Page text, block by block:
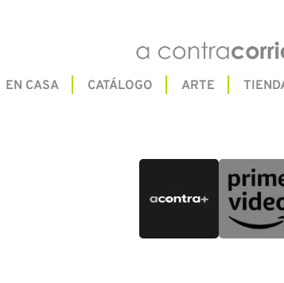
EN CASA CATÁLOGO ARTE